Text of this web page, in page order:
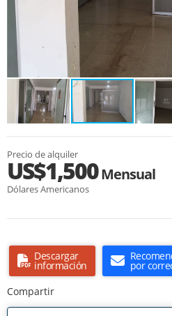
Precio de alquiler
US$1,500Mensual
Dólares Americanos
Descargar
información
por
Compartir